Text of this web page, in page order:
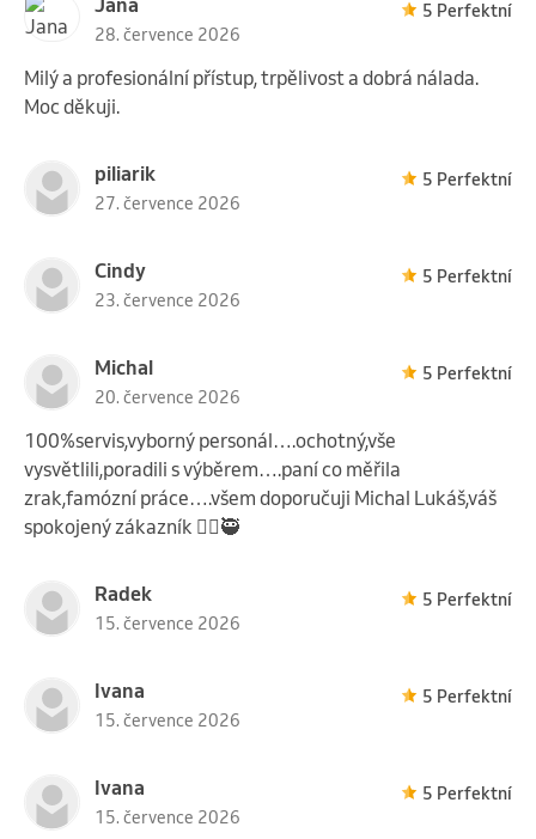
28. července 2026
5 Perfektní
Milý a profesionální přístup, trpělivost a dobrá nálada.
Moc děkuji.
piliarik
27. července 2026
5 Perfektní
Cindy
23. července 2026
5 Perfektní
Michal
20. července 2026
5 Perfektní
100%servis,vyborný personál….ochotný,vše
vysvětlili,poradili s výběrem….paní co měřila
zrak,famózní práce….všem doporučuji Michal Lukáš,váš
spokojený zákazník 🙋‍♂️🥷
Radek
15. července 2026
5 Perfektní
Ivana
15. července 2026
5 Perfektní
Ivana
15. července 2026
5 Perfektní